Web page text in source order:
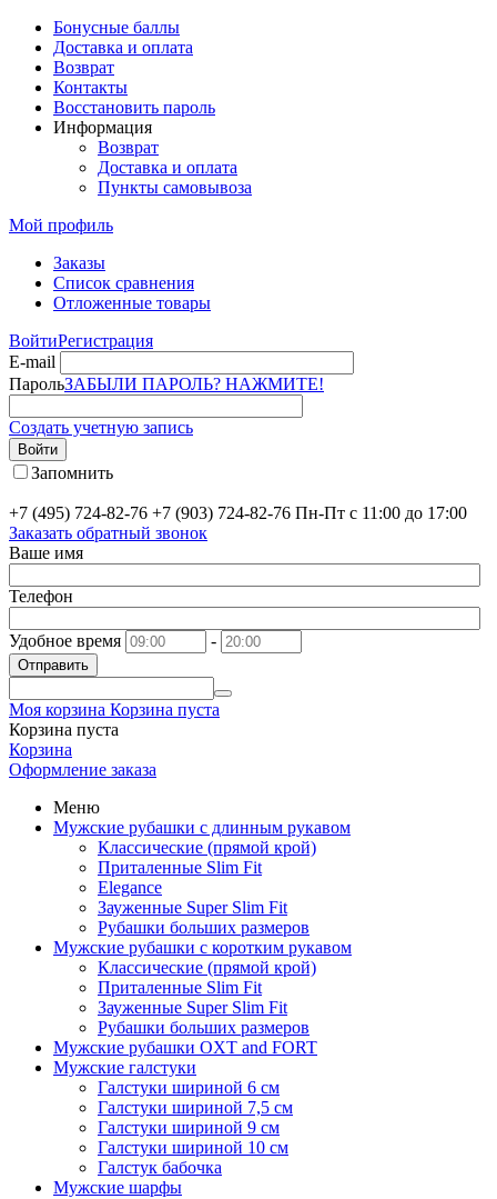
Бонусные баллы
Доставка и оплата
Возврат
Контакты
Восстановить пароль
Информация
Возврат
Доставка и оплата
Пункты самовывоза
Мой профиль
Заказы
Список сравнения
Отложенные товары
ВойтиРегистрация
E-mail
ПарольЗАБЫЛИ ПАРОЛЬ? НАЖМИТЕ!
Создать учетную запись
Войти
Запомнить
+7 (495) 724-82-76 +7 (903) 724-82-76 Пн-Пт с 11:00 до 17:00
Заказать обратный звонок
Ваше имя
Телефон
Удобное время -
Отправить
Моя корзина Корзина пуста
Корзина пуста
Корзина
Оформление заказа
Меню
Мужские рубашки с длинным рукавом
Классические (прямой крой)
Приталенные Slim Fit
Elegance
Зауженные Super Slim Fit
Рубашки больших размеров
Мужские рубашки с коротким рукавом
Классические (прямой крой)
Приталенные Slim Fit
Зауженные Super Slim Fit
Рубашки больших размеров
Мужские рубашки OXT and FORT
Мужские галстуки
Галстуки шириной 6 см
Галстуки шириной 7,5 см
Галстуки шириной 9 см
Галстуки шириной 10 см
Галстук бабочка
Мужские шарфы